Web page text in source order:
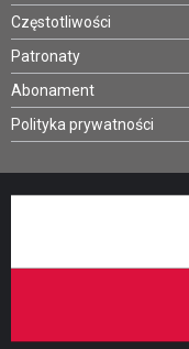
Częstotliwości
Patronaty
Abonament
Polityka prywatności